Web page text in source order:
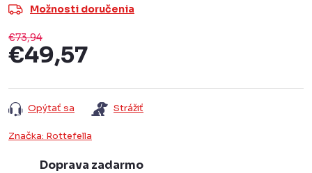
Možnosti doručenia
€73,94
€49,57
Opýtať sa Strážiť
Značka: Rottefella
Doprava zadarmo